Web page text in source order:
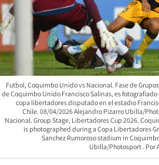
Futbol, Coquimbo Unido vs Nacional. Fase de
de Coquimbo Unido Francisco Salinas, es
copa libertadores disputado en el estadio
Chile. 08/04/2026 Alejandro Pizarro Ubilla/
Nacional. Group Stage, Libertadores Cup 2026.
is photographed during a Copa Libertadores
Sanchez Rumoroso stadium in
Ubilla/Photosport